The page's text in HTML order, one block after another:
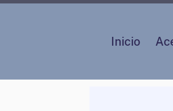
Inicio